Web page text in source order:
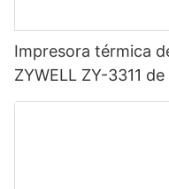
Impresora térmica
ZYWELL ZY-3311